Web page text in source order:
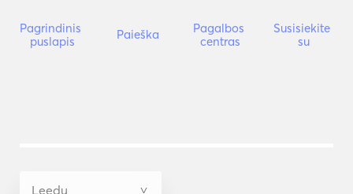
Pagrindinis
puslapis
Paieška
Pagalbos
centras
Susisiekite
su